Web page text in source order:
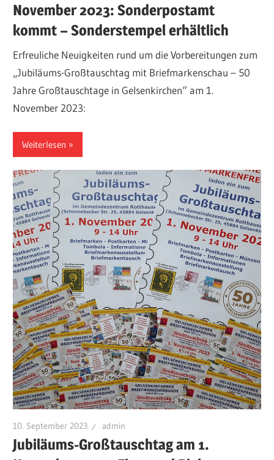
November 2023: Sonderpostamt
kommt – Sonderstempel erhältlich
Erfreuliche Neuigkeiten rund um die Vorbereitungen zum
„Jubiläums-Großtauschtag mit Briefmarkenschau – 50
Jahre Großtauschtage in Gelsenkirchen“ am 1.
November 2023:
Weiterlesen
10. September 2023 admin
Jubiläums-Großtauschtag am 1.